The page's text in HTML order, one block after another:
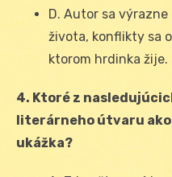
D. Autor sa
života, konflikty sa
ktorom hrdinka žije.
4. Ktoré z
literárneho útvaru
ukážka?